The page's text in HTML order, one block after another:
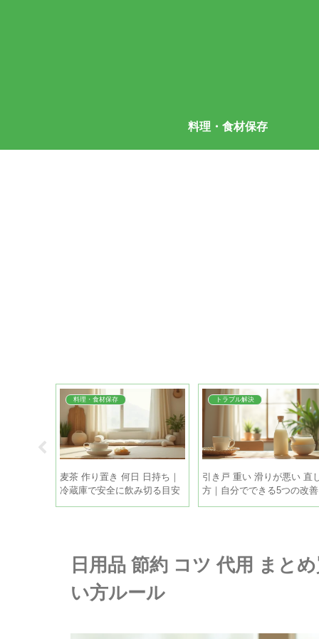
料理・食材保存
料理・食材保存
麦茶 作り置き 何日 日持ち｜
冷蔵庫で安全に飲み切る目安
と保存のコツ
トラブル解決
引き戸 重い 滑りが悪い 直
方｜自分でできる5つの改善
策
日用品 節約 コツ 代用 まと
い方ルール